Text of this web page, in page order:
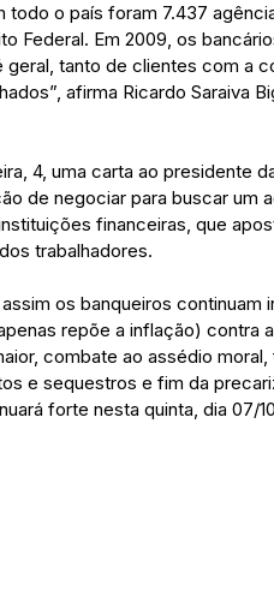
todo o país foram 7.437
Federal. Em 2009, os
tanto de clientes com a
afirma Ricardo Saraiva
4, uma carta ao presidente
de negociar para buscar um
financeiras, que
trabalhadores.
os banqueiros continuam
repõe a inflação) contra
combate ao assédio
e sequestros e fim da
forte nesta quinta, dia 07/